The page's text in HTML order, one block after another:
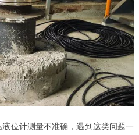
位计测量不准确，遇到这类问题一